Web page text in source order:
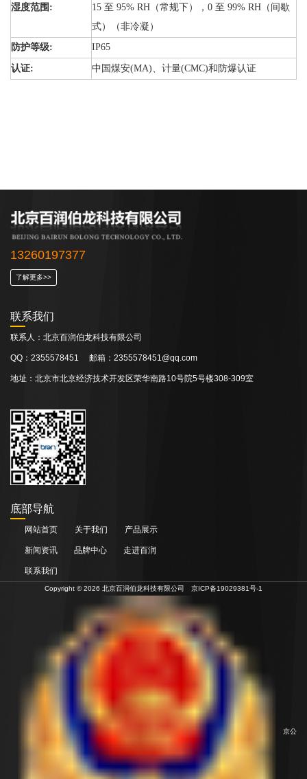
湿度范围:
15 至 95% RH（常规下），0 至 99% RH（间歇
式）（非冷凝）
防护等级:
IP65
认证: 中国煤安(MA)、计量(CMC)和防爆认证
13260197377
了解更多>>
联系我们
联系人：北京百润伯龙科技有限公司
QQ：2355578451 邮箱：2355578451@qq.com
地址：北京市北京经济技术开发区荣华南路10号院5号楼308-309室
底部导航
网站首页 关于我们 产品展示
新闻资讯 品牌中心 走进百润
联系我们
Copyright © 2026 北京百润伯龙科技有限公司 京ICP备19029381号-1
京公